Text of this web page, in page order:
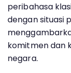
peribahasa
dengan situasi
komitmen dan
negara.